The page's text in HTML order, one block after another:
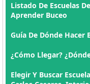
Listado De Escuelas
Aprender Buceo
Guía De Dónde Hacer
¿Cómo Llegar?
Elegir Y Buscar